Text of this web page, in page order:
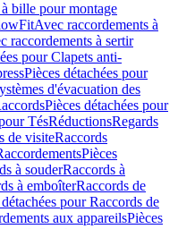
bille pour montage
Avec raccordements à
raccordements à sertir
pour Clapets anti-
Pièces détachées pour
d'évacuation des
Pièces détachées pour
TésRéductionsRegards
de visiteRaccords
Pièces
à souderRaccords à
à emboîterRaccords de
pour Raccords de
aux appareilsPièces